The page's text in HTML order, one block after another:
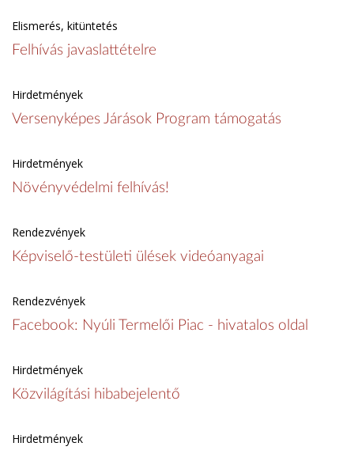
Elismerés, kitüntetés
Felhívás javaslattételre
Hirdetmények
Versenyképes Járások Program támogatás
Hirdetmények
Növényvédelmi felhívás!
Rendezvények
Képviselő-testületi ülések videóanyagai
Rendezvények
Facebook: Nyúli Termelői Piac - hivatalos oldal
Hirdetmények
Közvilágítási hibabejelentő
Hirdetmények